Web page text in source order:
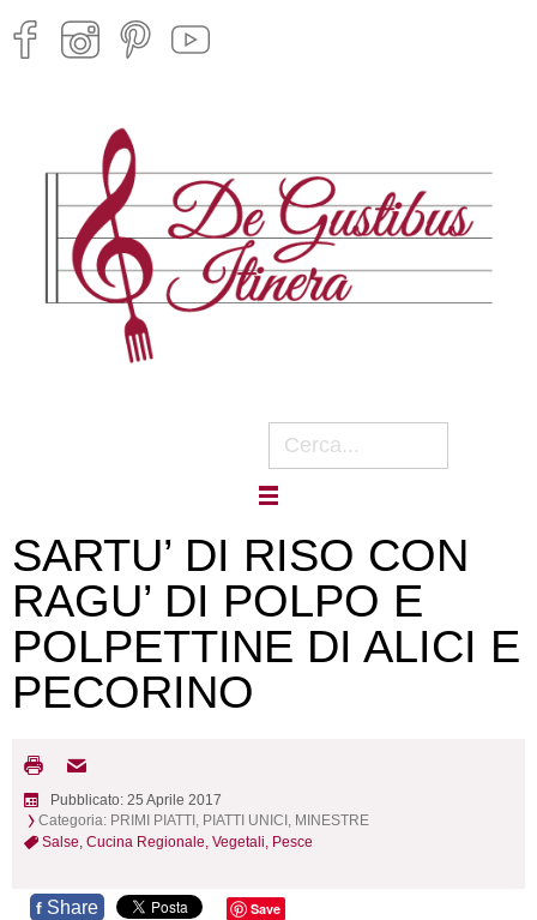
SARTU’ DI RISO CON
RAGU’ DI POLPO E
POLPETTINE DI ALICI E
PECORINO
Pubblicato: 25 Aprile 2017
Categoria: PRIMI PIATTI, PIATTI UNICI, MINESTRE
Salse, Cucina Regionale, Vegetali, Pesce
f Share Save